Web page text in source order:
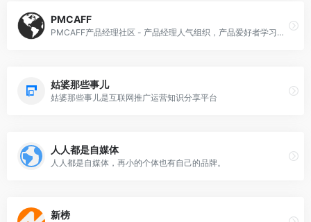
PMCAFF
PMCAFF产品经理社区 - 产品经理人气组织，产品爱好者学习交流社区，专注互联网产品研究
姑婆那些事儿
姑婆那些事儿是互联网推广运营知识分享平台
人人都是自媒体
人人都是自媒体，再小的个体也有自己的品牌。
新榜